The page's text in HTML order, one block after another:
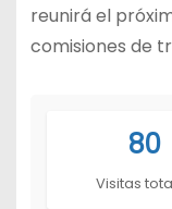
reunirá el
comisiones de
80
Visitas